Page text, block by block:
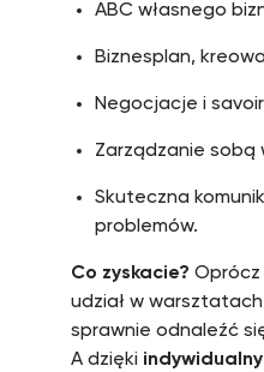
ABC własnego
Biznesplan,
Negocjacje i
Zarządzanie sobą
Skuteczna
problemów.
Co zyskacie? Oprócz
udział w
sprawnie odnaleźć
A dzięki